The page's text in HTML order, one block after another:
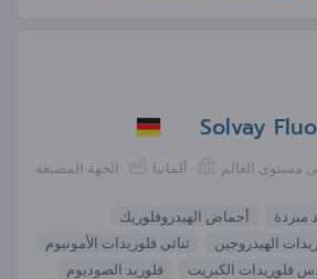
Solvay
الجهة المصنعة ألمانيا مستوى العالم
مبردة
أحماض الهيدروفلوريك
الهيدروجين
ثنائي فلوريدات الأمونيوم
فلوريدات الكبريت
فلوريد الصوديوم